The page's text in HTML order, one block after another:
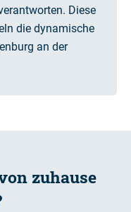
Diese
die dynamische
an der
zuhause